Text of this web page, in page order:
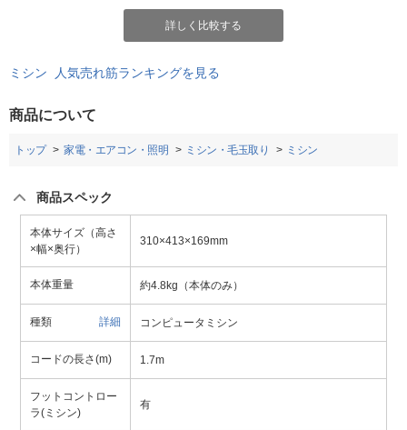
詳しく比較する
ミシン 人気売れ筋ランキングを見る
商品について
トップ 家電・エアコン・照明 ミシン・毛玉取り ミシン
商品スペック
本体サイズ（高さ
×幅×奥行）
310×413×169mm
本体重量 約4.8kg（本体のみ）
種類 詳細 コンピュータミシン
コードの長さ(m) 1.7m
フットコントロー
ラ(ミシン)
有